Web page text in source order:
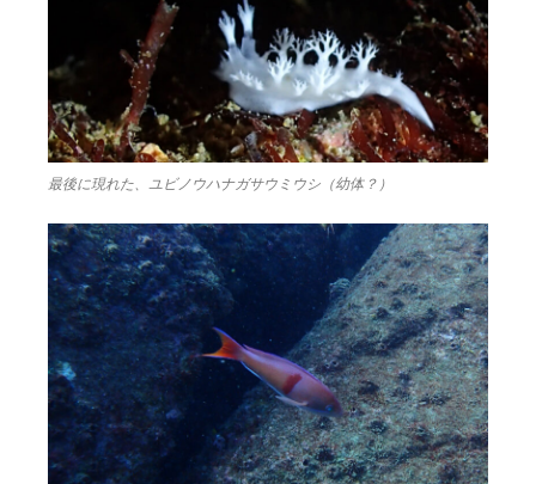
最後に現れた、ユビノウハナガサウミウシ（幼体？）